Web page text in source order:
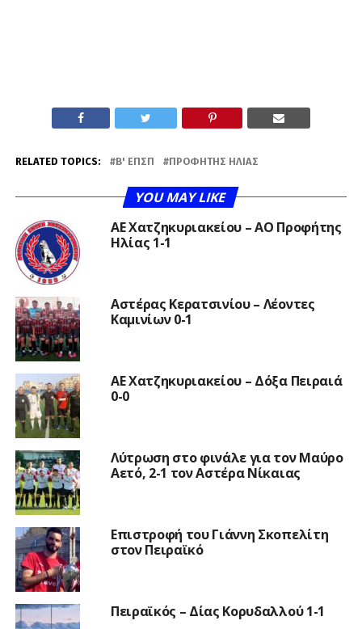
RELATED TOPICS: Β' ΕΠΣΠ ΠΡΟΦΉΤΗΣ ΗΛΊΑΣ
YOU MAY LIKE
ΑΕ Χατζηκυριακείου – ΑΟ Προφήτης
Ηλίας 1-1
Αστέρας Κερατσινίου – Λέοντες
Καμινίων 0-1
ΑΕ Χατζηκυριακείου – Δόξα Πειραιά
0-0
Λύτρωση στο φινάλε για τον Μαύρο
Αετό, 2-1 τον Αστέρα Νίκαιας
Επιστροφή του Γιάννη Σκοπελίτη
στον Πειραϊκό
Πειραϊκός – Δίας Κορυδαλλού 1-1